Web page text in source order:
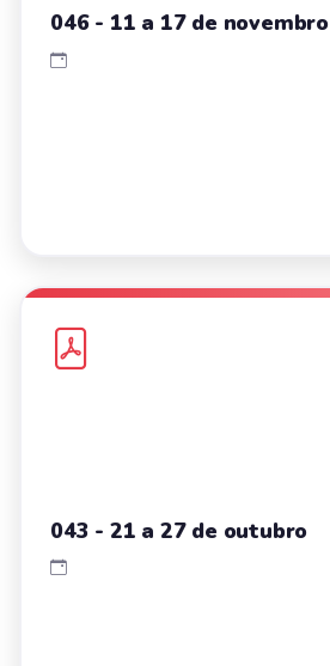
046 - 11 a 17 de novembro
043 - 21 a 27 de outubro